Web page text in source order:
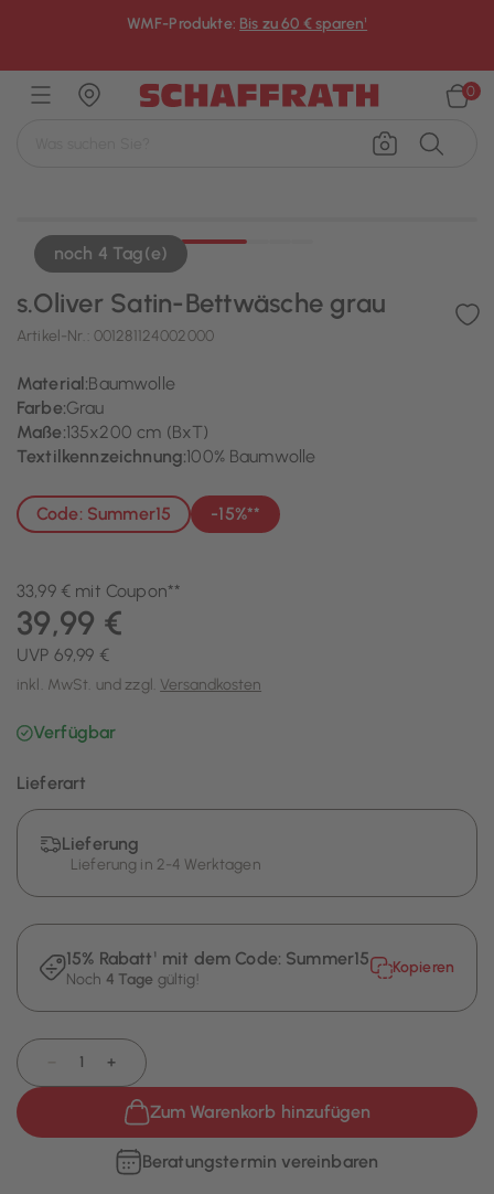
WMF-Produkte: Bis zu 60 € sparen¹
0
noch 4 Tag(e)
s.Oliver Satin-Bettwäsche grau
Artikel-Nr.: 001281124002000
Material:Baumwolle
Farbe:Grau
Maße:135x200 cm (BxT)
Textilkennzeichnung:100% Baumwolle
Code: Summer15 -15%**
33,99 € mit Coupon**
UVP 69,99 €
39,99 €
inkl. MwSt. und zzgl. Versandkosten
Verfügbar
Lieferart
Lieferung
Lieferung in 2-4 Werktagen
15% Rabatt¹ mit dem Code: Summer15
Noch 4 Tage gültig!
Kopieren
+
Zum Warenkorb hinzufügen
Beratungstermin vereinbaren